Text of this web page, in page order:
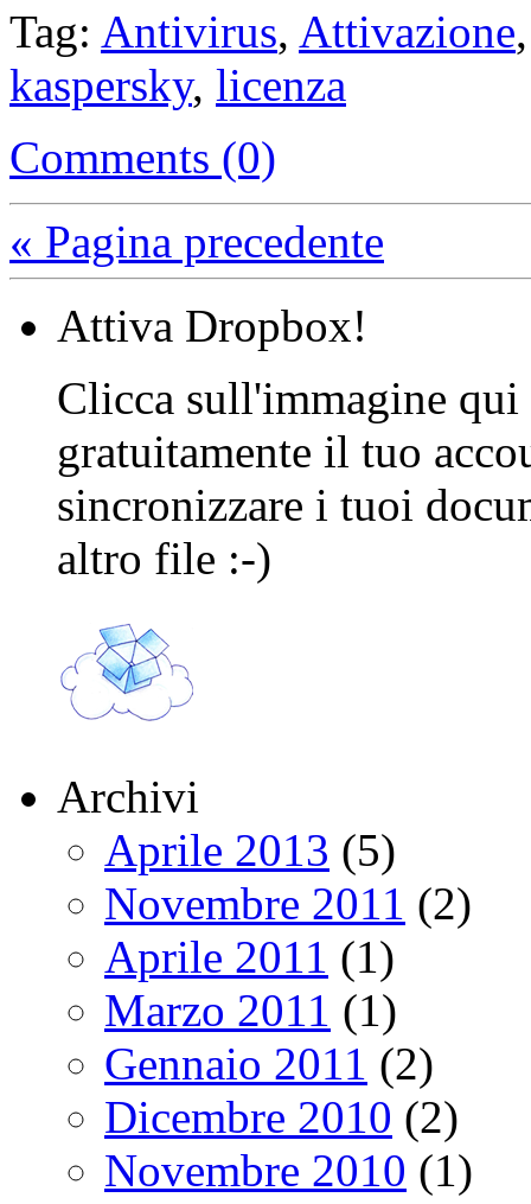
Tag: Antivirus, Attivazione
kaspersky, licenza
Comments (0)
« Pagina precedente
Attiva Dropbox!
Clicca sull'immagine
gratuitamente il tuo
sincronizzare i tuoi
altro file :-)
Archivi
Aprile 2013 (5)
Novembre 2011 (2)
Aprile 2011 (1)
Marzo 2011 (1)
Gennaio 2011 (2)
Dicembre 2010 (2)
Novembre 2010 (1)